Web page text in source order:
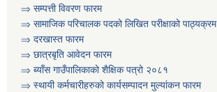
⇒ सम्पत्ती विवरण फारम
⇒ सामाजिक परिचालक पदको लिखित परीक्षाको पाठ्यक्रम
⇒ दरखास्त फारम
⇒ छात्रबृति आवेदन फारम
⇒ ब्याँस गाउँपालिकाको शैक्षिक पत्रो २०८१
⇒ स्थायी कर्मचारीहरुको कार्यसम्पादन मुल्यांकन फारम